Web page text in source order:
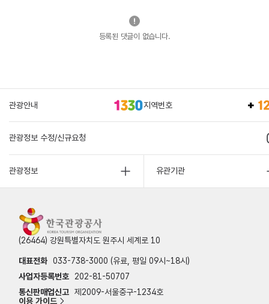
등록된 댓글이 없습니다.
관광안내 지역번호
관광정보 수정/신규요청
관광정보 유관기관
(26464) 강원특별자치도 원주시 세계로 10
대표전화 033-738-3000 (유료, 평일 09시~18시)
사업자등록번호
202-81-50707
통신판매업신고 제2009-서울중구-1234호
이용 가이드